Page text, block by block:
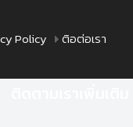
Policy ติอต่อเรา